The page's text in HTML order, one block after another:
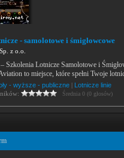
- samolotowe i śmigłowcowe
z o.o.
Szkolenia Lotnicze Samolotowe i
to miejsce, które spełni Twoje
- wyższe - publiczne | Lotnicze linie
Średnia 0 (0 głosów)